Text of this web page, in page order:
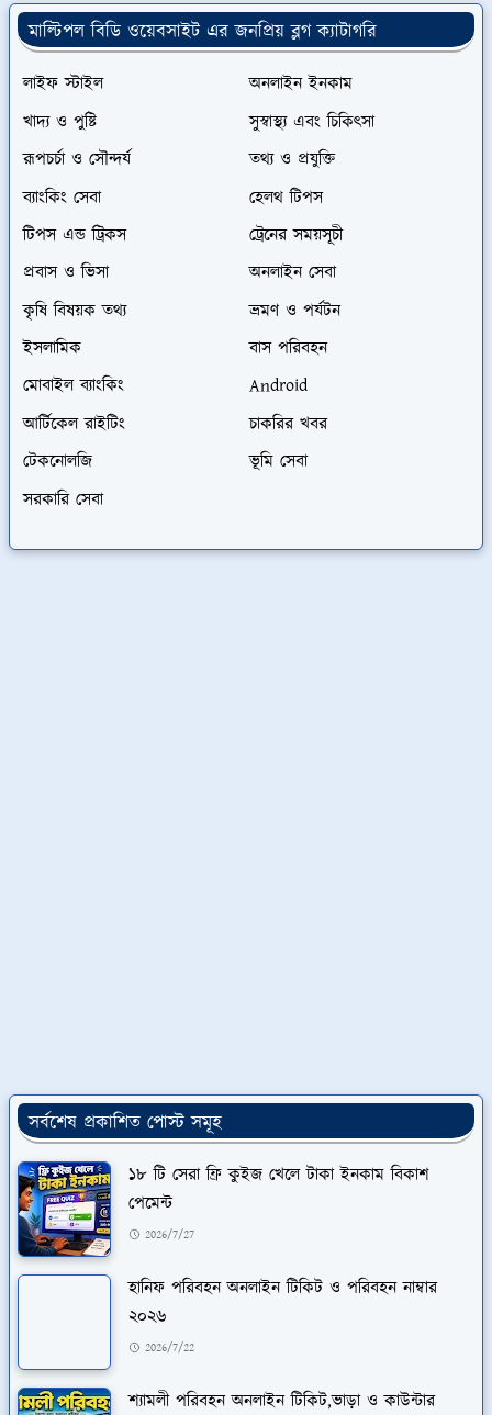
মাল্টিপল বিডি ওয়েবসাইট এর জনপ্রিয় ব্লগ ক্যাটাগরি
লাইফ স্টাইল
অনলাইন ইনকাম
খাদ্য ও পুষ্টি
সুস্বাস্থ্য এবং চিকিৎসা
রূপচর্চা ও সৌন্দর্য
তথ্য ও প্রযুক্তি
ব্যাংকিং সেবা
হেলথ টিপস
টিপস এন্ড ট্রিকস
ট্রেনের সময়সূচী
প্রবাস ও ভিসা
অনলাইন সেবা
কৃষি বিষয়ক তথ্য
ভ্রমণ ও পর্যটন
ইসলামিক
বাস পরিবহন
মোবাইল ব্যাংকিং
Android
আর্টিকেল রাইটিং
চাকরির খবর
টেকনোলজি
ভূমি সেবা
সরকারি সেবা
সর্বশেষ প্রকাশিত পোস্ট সমূহ
১৮ টি সেরা ফ্রি কুইজ খেলে টাকা ইনকাম বিকাশ
পেমেন্ট
2026/7/27
হানিফ পরিবহন অনলাইন টিকিট ও পরিবহন নাম্বার
২০২৬
2026/7/22
শ্যামলী পরিবহন অনলাইন টিকিট,ভাড়া ও কাউন্টার